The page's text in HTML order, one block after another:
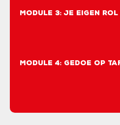
Module 3: Je eigen rol
Module 4: Gedoe op